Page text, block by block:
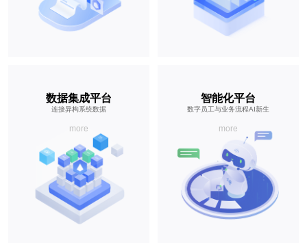
数据集成平台
连接异构系统数据
more
智能化平台
数字员工与业务流程AI新生
more